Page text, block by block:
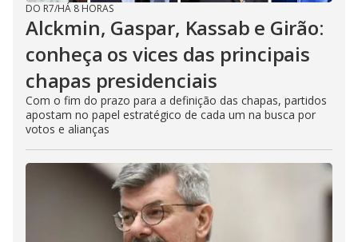
DO R7/HÁ 8 HORAS
Alckmin, Gaspar, Kassab e Girão:
conheça os vices das principais
chapas presidenciais
Com o fim do prazo para a definição das chapas, partidos
apostam no papel estratégico de cada um na busca por
votos e alianças